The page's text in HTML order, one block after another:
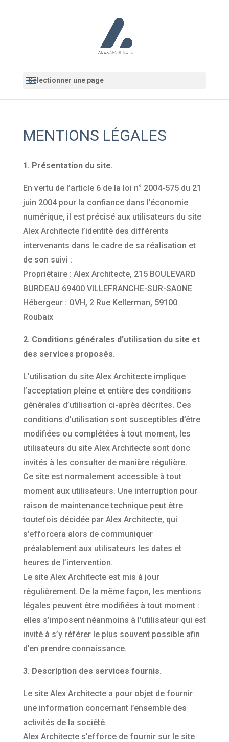
Sélectionner une page
MENTIONS LÉGALES
1. Présentation du site.
En vertu de l’article 6 de la loi n° 2004-575 du 21
juin 2004 pour la confiance dans l’économie
numérique, il est précisé aux utilisateurs du site
Alex Architecte l’identité des différents
intervenants dans le cadre de sa réalisation et
de son suivi :
Propriétaire : Alex Architecte, 215 BOULEVARD
BURDEAU 69400 VILLEFRANCHE-SUR-SAONE
Hébergeur : OVH, 2 Rue Kellerman, 59100
Roubaix
2. Conditions générales d’utilisation du site et
des services proposés.
L’utilisation du site Alex Architecte implique
l’acceptation pleine et entière des conditions
générales d’utilisation ci-après décrites. Ces
conditions d’utilisation sont susceptibles d’être
modifiées ou complétées à tout moment, les
utilisateurs du site Alex Architecte sont donc
invités à les consulter de manière régulière.
Ce site est normalement accessible à tout
moment aux utilisateurs. Une interruption pour
raison de maintenance technique peut être
toutefois décidée par Alex Architecte, qui
s’efforcera alors de communiquer
préalablement aux utilisateurs les dates et
heures de l’intervention.
Le site Alex Architecte est mis à jour
régulièrement. De la même façon, les mentions
légales peuvent être modifiées à tout moment :
elles s’imposent néanmoins à l’utilisateur qui est
invité à s’y référer le plus souvent possible afin
d’en prendre connaissance.
3. Description des services fournis.
Le site Alex Architecte a pour objet de fournir
une information concernant l’ensemble des
activités de la société.
Alex Architecte s’efforce de fournir sur le site